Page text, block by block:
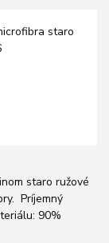
staro ružové
Príjemný
90%